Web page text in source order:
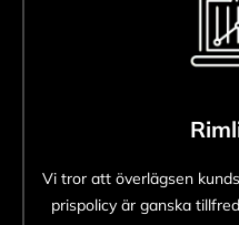
Vi tror att överlägsen
prispolicy är ganska